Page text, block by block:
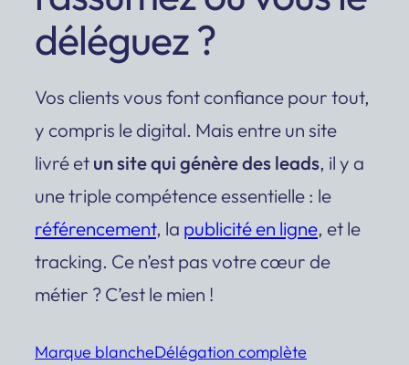
déléguez ?
Vos clients vous font confiance pour tout,
y compris le digital. Mais entre un site
livré etun site qui génère des leads, il y a
une triple compétence essentielle : le
référencement, la publicité en ligne, et le
tracking. Ce n’est pas votre cœur de
métier ? C’est le mien !
Marque blancheDélégation complète